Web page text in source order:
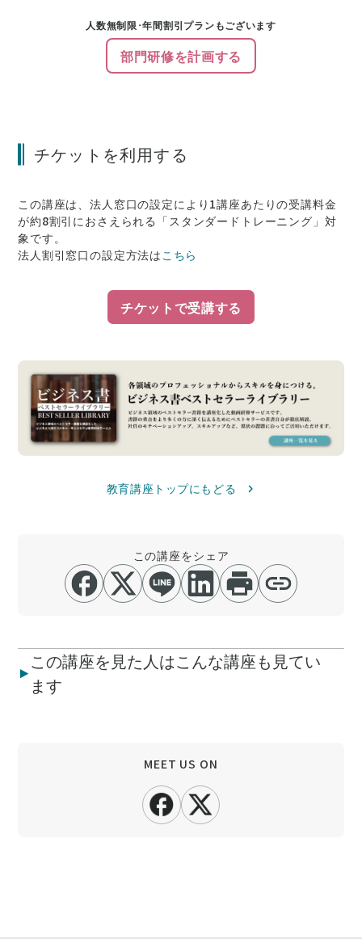
人数無制限･年間割引プランもございます
部門研修を計画する
チケットを利用する
この講座は、法人窓口の設定により1講座あたりの受講料金
が約8割引におさえられる「スタンダードトレーニング」対
象です。
法人割引窓口の設定方法はこちら
チケットで受講する
教育講座トップにもどる
この講座をシェア
この講座を見た人はこんな講座も見てい
ます
MEET US ON